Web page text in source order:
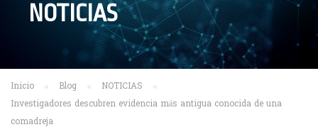
NOTICIAS
Inicio Blog
NOTICIAS
Investigadores descubren evidencia más antigua conocida de una
comadreja